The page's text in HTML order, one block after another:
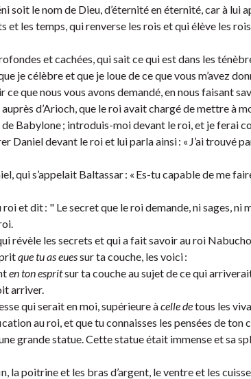
soit le nom de Dieu, d’éternité en éternité, car à lui
et les temps, qui renverse les rois et qui élève les
et cachées, qui sait ce qui est dans les
je célèbre et que je loue de ce que vous m’avez
ce que nous vous avons demandé, en nous faisant
d’Arioch, que le roi avait chargé de mettre à
de Babylone ; introduis-moi devant le roi, et je ferai
Daniel devant le roi et lui parla ainsi : « J’ai trouvé
qui s’appelait Baltassar : « Es-tu capable de me
et dit : " Le secret que le roi demande, ni sages, ni
révèle les secrets et qui a fait savoir au roi
que tu as euessur ta couche, les voici :
en ton espritsur ta couche au sujet de ce qui
arriver.
qui serait en moi, supérieure àcelle detous les
au roi, et que tu connaisses les pensées de ton
grande statue. Cette statue était immense et sa
la poitrine et les bras d’argent, le ventre et les